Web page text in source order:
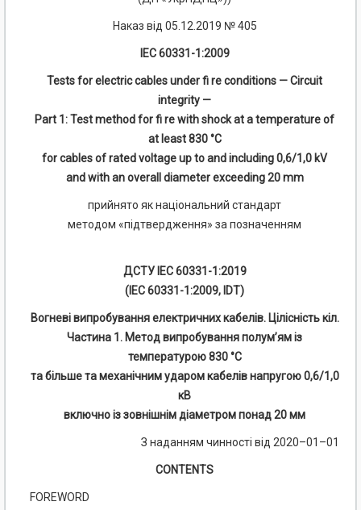
Наказ від 05.12.2019 № 405
IEC 60331-1:2009
Tests for electric cables under fi re conditions — Circuit
integrity —
Part 1: Test method for fi re with shock at a temperature of
at least 830 °С
for cables of rated voltage up to and including 0,6/1,0 kV
and with an overall diameter exceeding 20 mm
прийнято як національний стандарт
методом «підтвердження» за позначенням
ДСТУ IEC 60331-1:2019
(IEC 60331-1:2009, IDT)
Вогневі випробування електричних кабелів. Цілісність кіл.
Частина 1. Метод випробування полум’ям із
температурою 830 °С
та більше та механічним ударом кабелів напругою 0,6/1,0
кВ
включно із зовнішнім діаметром понад 20 мм
З наданням чинності від 2020–01–01
CONTENTS
FOREWORD